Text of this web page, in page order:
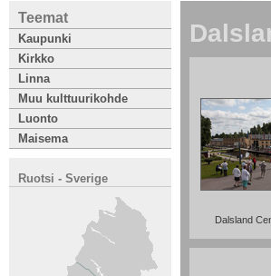
Teemat
Kaupunki
Kirkko
Linna
Muu kulttuurikohde
Luonto
Maisema
Ruotsi - Sverige
Dalsland